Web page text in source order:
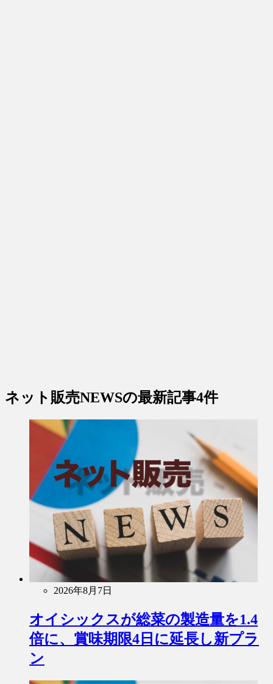
ネット販売NEWSの最新記事4件
2026年8月7日
オイシックスが総菜の製造量を1.4
倍に、賞味期限4日に延長し新プラ
ン